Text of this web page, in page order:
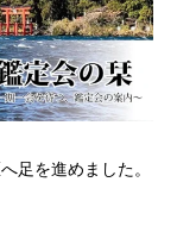
足を進めました。